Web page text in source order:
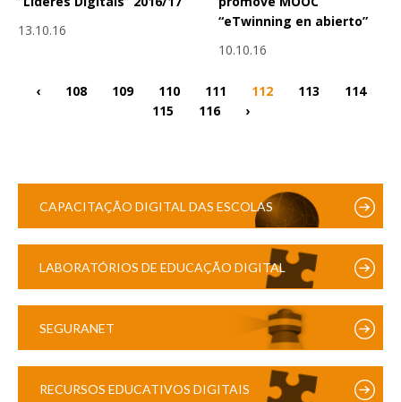
13.10.16
“eTwinning en abierto”
10.10.16
‹ 108 109 110 111 112 113
114
115
116 ›
CAPACITAÇÃO DIGITAL DAS ESCOLAS
LABORATÓRIOS DE EDUCAÇÃO DIGITAL
SEGURANET
RECURSOS EDUCATIVOS DIGITAIS